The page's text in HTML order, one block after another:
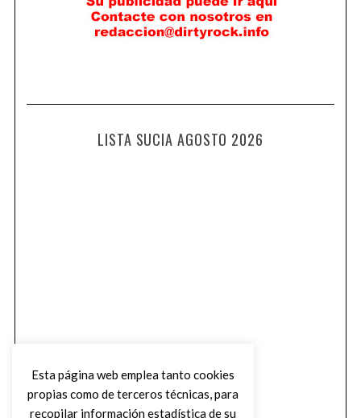
LISTA SUCIA AGOSTO 2026
Esta página web emplea tanto cookies
propias como de terceros técnicas, para
recopilar información estadística de su